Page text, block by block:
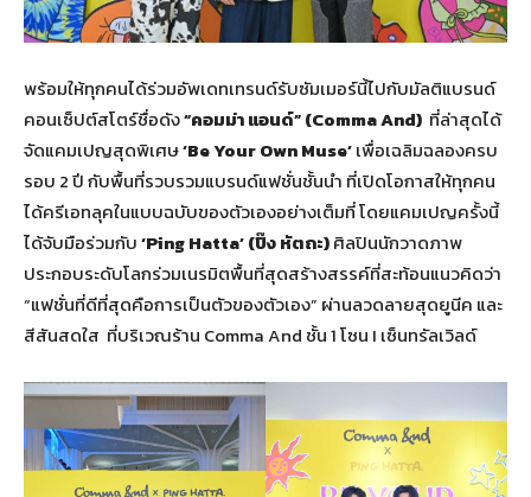
พร้อมให้ทุกคนได้ร่วมอัพเดทเทรนด์รับซัมเมอร์นี้ไปกับมัลติแบรนด์
คอนเซ็ปต์สโตร์ชื่อดัง“คอมม่า แอนด์” (Comma And) ที่ล่าสุดได้
จัดแคมเปญสุดพิเศษ‘Be Your Own Muse’เพื่อเฉลิมฉลองครบ
รอบ 2 ปี กับพื้นที่รวบรวมแบรนด์แฟชั่นชั้นนำ ที่เปิดโอกาสให้ทุกคน
ได้ครีเอทลุคในแบบฉบับของตัวเองอย่างเต็มที่ โดยแคมเปญครั้งนี้
ได้จับมือร่วมกับ‘Ping Hatta’ (ปิ๊ง หัตถะ)ศิลปินนักวาดภาพ
ประกอบระดับโลกร่วมเนรมิตพื้นที่สุดสร้างสรรค์ที่สะท้อนแนวคิดว่า
“แฟชั่นที่ดีที่สุดคือการเป็นตัวของตัวเอง” ผ่านลวดลายสุดยูนีค และ
สีสันสดใส ที่บริเวณร้าน Comma And ชั้น 1 โซน I เซ็นทรัลเวิลด์